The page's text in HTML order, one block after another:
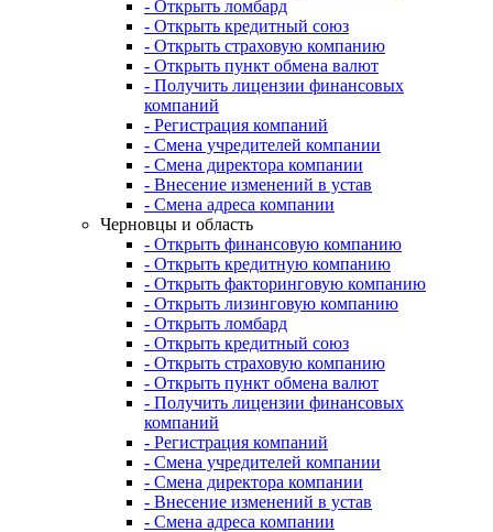
- Открыть ломбард
- Открыть кредитный союз
- Открыть страховую компанию
- Открыть пункт обмена валют
- Получить лицензии финансовых
компаний
- Регистрация компаний
- Смена учредителей компании
- Смена директора компании
- Внесение изменений в устав
- Смена адреса компании
Черновцы и область
- Открыть финансовую компанию
- Открыть кредитную компанию
- Открыть факторинговую компанию
- Открыть лизинговую компанию
- Открыть ломбард
- Открыть кредитный союз
- Открыть страховую компанию
- Открыть пункт обмена валют
- Получить лицензии финансовых
компаний
- Регистрация компаний
- Смена учредителей компании
- Смена директора компании
- Внесение изменений в устав
- Смена адреса компании